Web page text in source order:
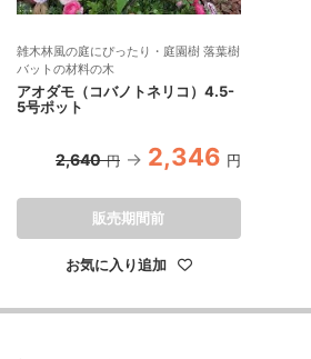
雑木林風の庭にぴったり・庭園樹 落葉樹
バットの材料の木
アオダモ（コバノトネリコ）4.5-
5号ポット
2,640 円 2,346 円
お気に入り追加
販売期間前